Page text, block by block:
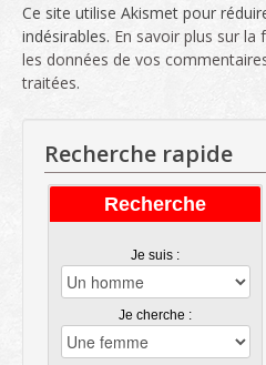
Ce site utilise Akismet pour
indésirables. En savoir plus sur la
les données de vos
traitées.
Recherche rapide
Recherche
Je suis :
Je cherche :